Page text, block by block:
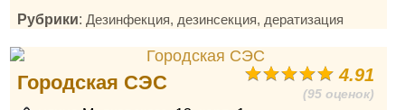
Рубрики:Дезинфекция, дезинсекция, дератизация
4.91
(95 оценок)
Городская СЭС